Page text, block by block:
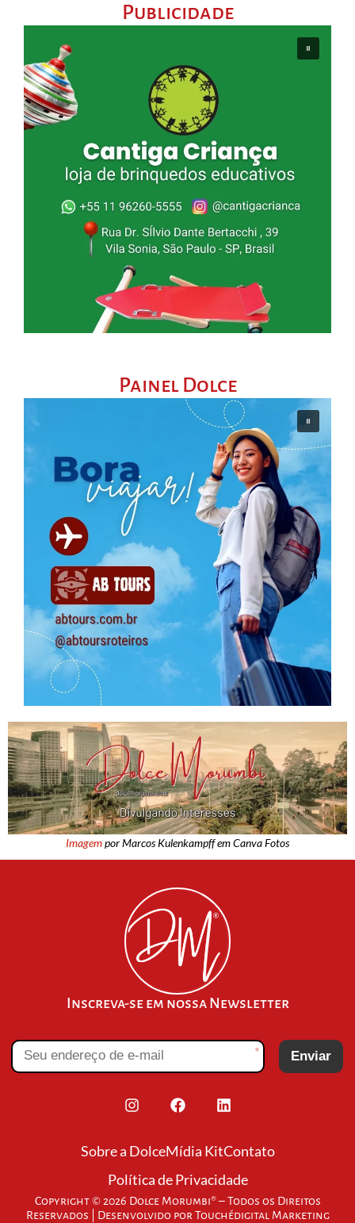
Publicidade
Painel Dolce
Imagempor Marcos Kulenkampff em Canva Fotos
Inscreva-se em nossa Newsletter
* Enviar
Sobre a DolceMídia KitContato
Política de Privacidade
Copyright © 2026 Dolce Morumbi® – Todos os Direitos
Reservados | Desenvolvido por Touchédigital Marketing